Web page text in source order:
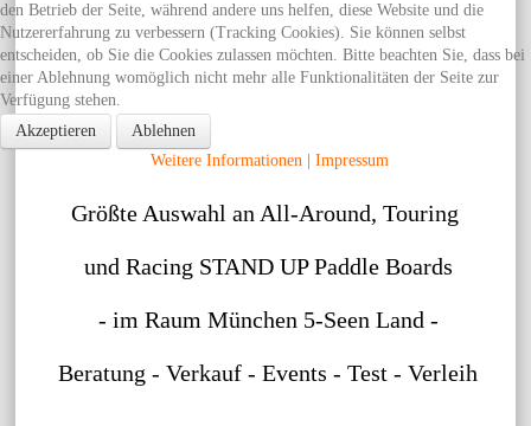
Größte Auswahl an All-Around, Touring
und Racing STAND UP Paddle Boards
- im Raum München 5-Seen Land -
Beratung - Verkauf - Events - Test - Verleih
den Betrieb der Seite, während andere uns helfen, diese Website und die
Nutzererfahrung zu verbessern (Tracking Cookies). Sie können selbst
entscheiden, ob Sie die Cookies zulassen möchten. Bitte beachten Sie, dass bei
einer Ablehnung womöglich nicht mehr alle Funktionalitäten der Seite zur
Verfügung stehen.
Akzeptieren
Ablehnen
Weitere Informationen| Impressum